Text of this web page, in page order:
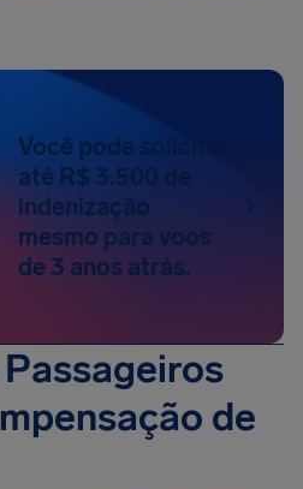
Você pode solicitar
até R$ 3.500 de
indenização
mesmo para voos
de 3 anos atrás.
de